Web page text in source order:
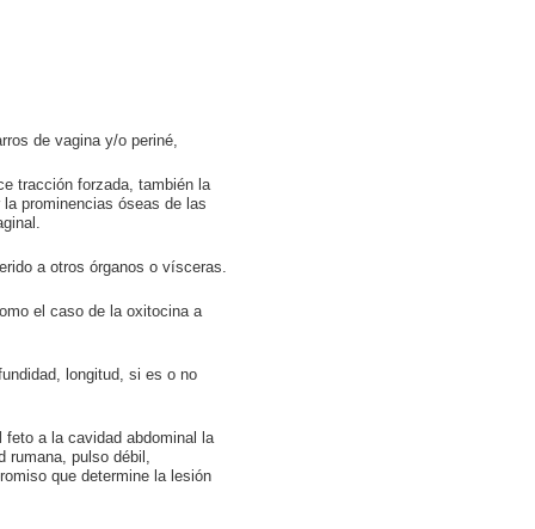
de vagina y/o periné,
tracción forzada, también la
prominencias óseas de las
a otros órganos o vísceras.
el caso de la oxitocina a
longitud, si es o no
feto a la cavidad abdominal la
rumana, pulso débil,
que determine la lesión